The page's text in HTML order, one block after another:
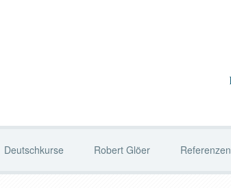
Deutschkurse Robert Glöer Referenzen